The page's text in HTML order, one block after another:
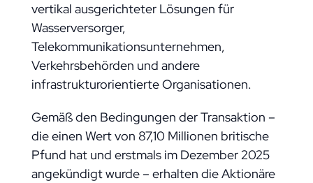
vertikal ausgerichteter Lösungen für
Wasserversorger,
Telekommunikationsunternehmen,
Verkehrsbehörden und andere
infrastrukturorientierte Organisationen.
Gemäß den Bedingungen der Transaktion –
die einen Wert von 87,10 Millionen britische
Pfund hat und erstmals im Dezember 2025
angekündigt wurde – erhalten die Aktionäre